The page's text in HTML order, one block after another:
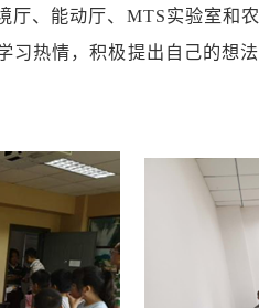
厅、能动厅、MTS实验室和
热情，积极提出自己的想